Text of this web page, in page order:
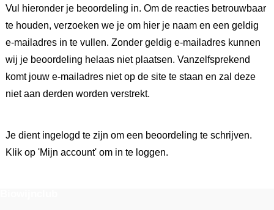
Vul hieronder je beoordeling in. Om de reacties betrouwbaar
te houden, verzoeken we je om hier je naam en een geldig
e-mailadres in te vullen. Zonder geldig e-mailadres kunnen
wij je beoordeling helaas niet plaatsen. Vanzelfsprekend
komt jouw e-mailadres niet op de site te staan en zal deze
niet aan derden worden verstrekt.
Je dient ingelogd te zijn om een beoordeling te schrijven.
Klik op 'Mijn account' om in te loggen.